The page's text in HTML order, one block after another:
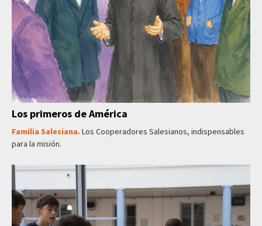
Los primeros de América
Familia Salesiana. Los Cooperadores Salesianos, indispensables
para la misión.